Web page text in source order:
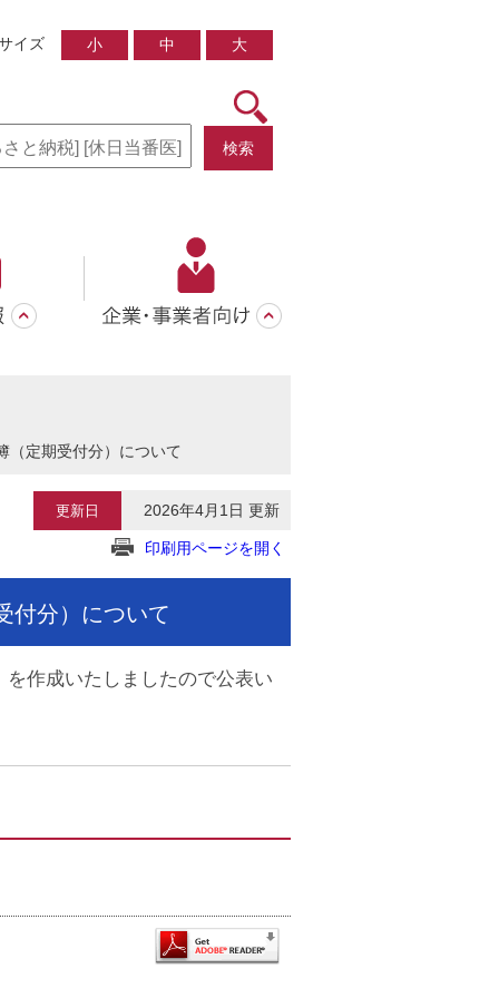
イズ 小 中 大
検索
（定期受付分）について
更新日 2026年4月1日 更新
印刷用ページを開く
付分）について
作成いたしましたので公表い